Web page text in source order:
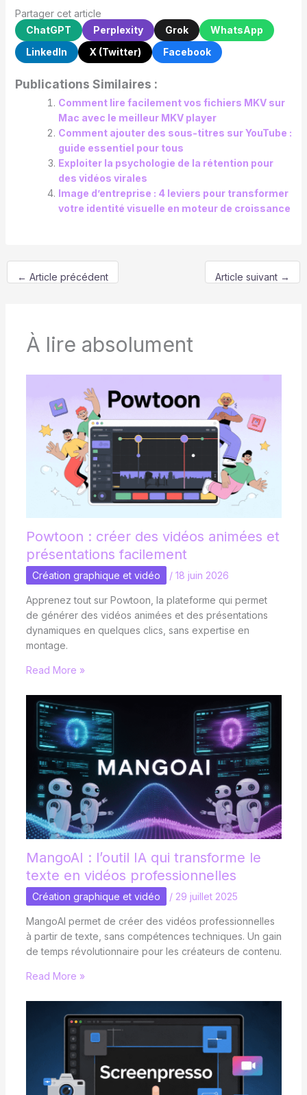
Partager cet article
ChatGPT
Perplexity Grok
WhatsApp
LinkedIn
X (Twitter) Facebook
Publications Similaires :
Comment lire facilement vos fichiers MKV sur
Mac avec le meilleur MKV player
Comment ajouter des sous-titres sur YouTube :
guide essentiel pour tous
Exploiter la psychologie de la rétention pour
des vidéos virales
Image d’entreprise : 4 leviers pour transformer
votre identité visuelle en moteur de croissance
← Article précédent Article suivant →
À lire absolument
Powtoon : créer des vidéos animées et
présentations facilement
Création graphique et vidéo / 18 juin 2026
Apprenez tout sur Powtoon, la plateforme qui permet
de générer des vidéos animées et des présentations
dynamiques en quelques clics, sans expertise en
montage.
Read More »
MangoAI : l’outil IA qui transforme le
texte en vidéos professionnelles
Création graphique et vidéo / 29 juillet 2025
MangoAI permet de créer des vidéos professionnelles
à partir de texte, sans compétences techniques. Un gain
de temps révolutionnaire pour les créateurs de contenu.
Read More »